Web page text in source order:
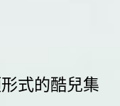
式的酷兒集